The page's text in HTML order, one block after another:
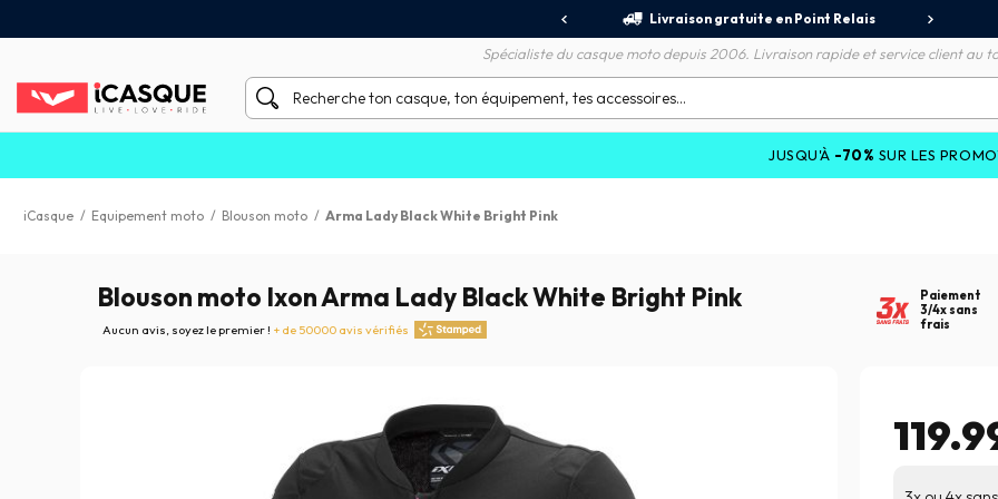
Livraison gratuite en Point Relais
Spécialiste du casque moto depuis 2006. Livraison rapide et service client au
-70%SUR LES PROMOTIONS ET
iCasque / Equipement moto / Blouson moto / Arma Lady Black White Bright Pink
Blouson moto Ixon Arma Lady Black White Bright Pink
Aucun avis, soyez le premier ! + de 50000 avis vérifiés
Paiement
3/4x sans
frais